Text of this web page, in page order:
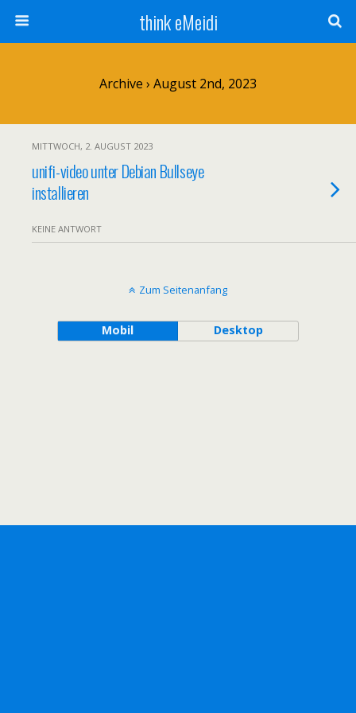
think eMeidi
Archive › August 2nd, 2023
MITTWOCH, 2. AUGUST 2023
unifi-video unter Debian Bullseye
installieren
KEINE ANTWORT
Zum Seitenanfang
Mobil Desktop